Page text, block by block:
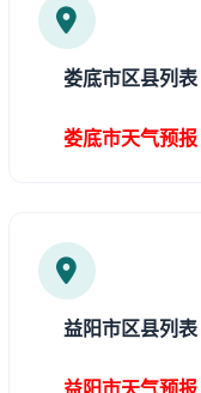
娄底市区县列表
娄底市天气预报
益阳市区县列表
益阳市天气预报